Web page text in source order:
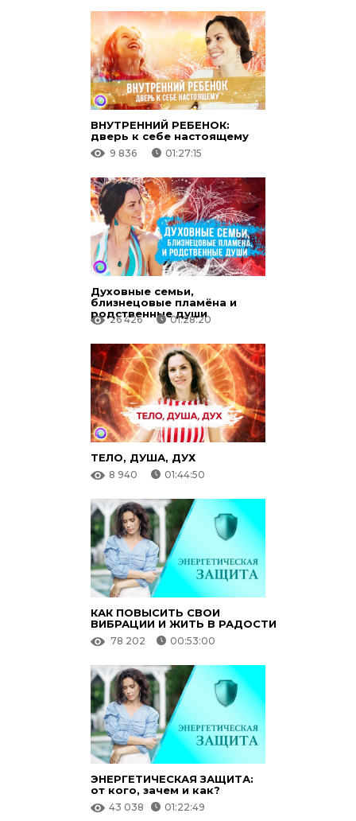
ВНУТРЕННИЙ РЕБЕНОК:
дверь к себе настоящему
9 836 01:27:15
Духовные семьи,
близнецовые пламёна и
родственные души
26 426 01:28:20
ТЕЛО, ДУША, ДУХ
8 940 01:44:50
КАК ПОВЫСИТЬ СВОИ
ВИБРАЦИИ И ЖИТЬ В РАДОСТИ
78 202 00:53:00
ЭНЕРГЕТИЧЕСКАЯ ЗАЩИТА:
от кого, зачем и как?
43 038 01:22:49